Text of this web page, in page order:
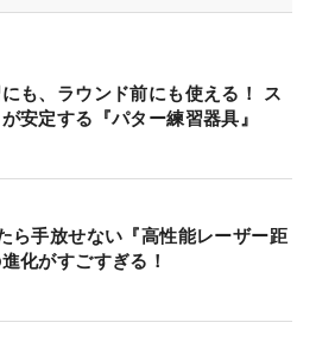
も、ラウンド前にも使える！ ス
が安定する『パター練習器具』
ら手放せない『高性能レーザー距
化がすごすぎる！